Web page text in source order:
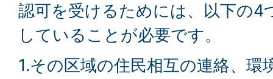
認可を受けるためには、以下の4
していることが必要です。
1.その区域の住民相互の連絡、環